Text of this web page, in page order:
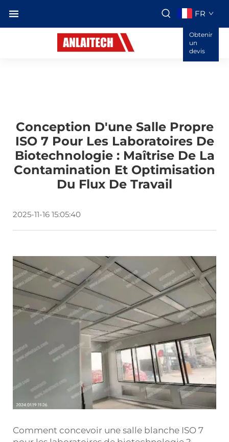
FR
Obtenir
un
devis
Conception D'une Salle Propre
ISO 7 Pour Les Laboratoires De
Biotechnologie : Maîtrise De La
Contamination Et Optimisation
Du Flux De Travail
2025-11-16 15:05:40
Comment concevoir une salle blanche ISO 7